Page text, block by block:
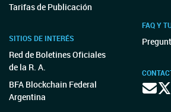
Tarifas de Publicación
SITIOS DE INTERÉS
Red de Boletines Oficiales
de la R. A.
BFA Blockchain Federal
Argentina
FAQ Y